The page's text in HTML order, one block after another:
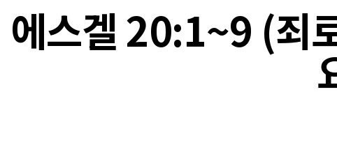
에스겔 20:1~9 (죄